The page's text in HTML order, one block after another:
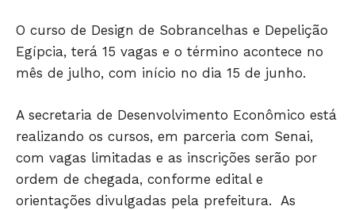
JUNTE-SE NO WHATSAPP
HOME
POLÍTICA
O curso de Design de Sobrancelhas e Depelição
Egípcia, terá 15 vagas e o término acontece no
mês de julho, com início no dia 15 de junho.
A secretaria de Desenvolvimento Econômico está
realizando os cursos, em parceria com Senai,
com vagas limitadas e as inscrições serão por
ordem de chegada, conforme edital e
orientações divulgadas pela prefeitura. As